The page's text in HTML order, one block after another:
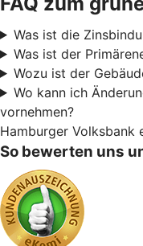
Was ist die
Was ist der
Wozu ist der
Wo kann ich
vornehmen?
Hamburger Volksbank
So bewerten uns